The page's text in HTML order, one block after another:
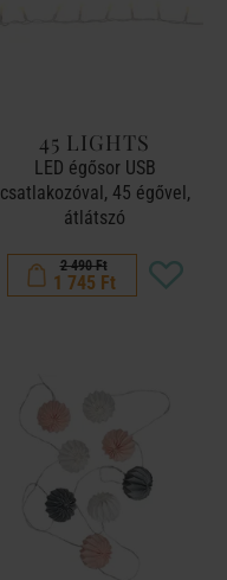
45 LIGHTS
LED égősor USB
csatlakozóval, 45 égővel,
átlátszó
2 490 Ft
1 745 Ft